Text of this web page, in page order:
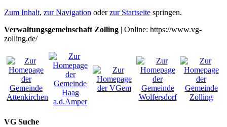
Zum Inhalt, zur Navigation oderzur Startseite springen.
Verwaltungsgemeinschaft Zolling | Online: https://www.vg-
zolling.de/
VG Suche